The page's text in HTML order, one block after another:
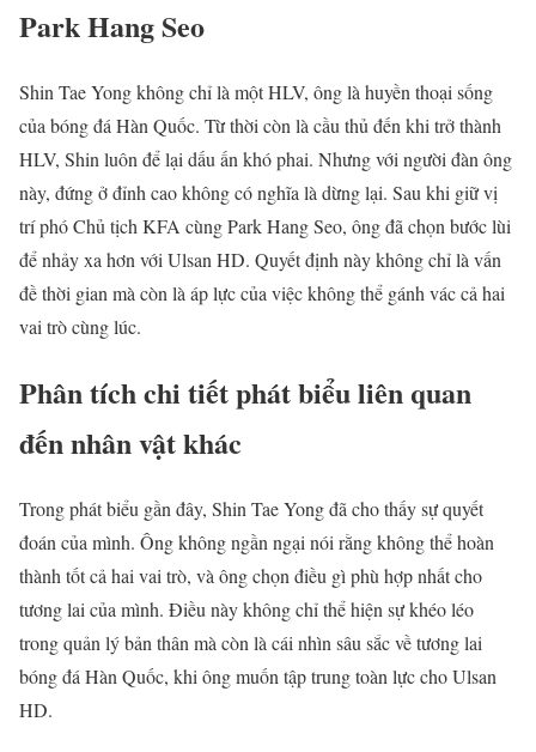
Park Hang Seo
Shin Tae Yong không chỉ là một HLV, ông là huyền thoại sống
của bóng đá Hàn Quốc. Từ thời còn là cầu thủ đến khi trở thành
HLV, Shin luôn để lại dấu ấn khó phai. Nhưng với người đàn ông
này, đứng ở đỉnh cao không có nghĩa là dừng lại. Sau khi giữ vị
trí phó Chủ tịch KFA cùng Park Hang Seo, ông đã chọn bước lùi
để nhảy xa hơn với Ulsan HD. Quyết định này không chỉ là vấn
đề thời gian mà còn là áp lực của việc không thể gánh vác cả hai
vai trò cùng lúc.
Phân tích chi tiết phát biểu liên quan
đến nhân vật khác
Trong phát biểu gần đây, Shin Tae Yong đã cho thấy sự quyết
đoán của mình. Ông không ngần ngại nói rằng không thể hoàn
thành tốt cả hai vai trò, và ông chọn điều gì phù hợp nhất cho
tương lai của mình. Điều này không chỉ thể hiện sự khéo léo
trong quản lý bản thân mà còn là cái nhìn sâu sắc về tương lai
bóng đá Hàn Quốc, khi ông muốn tập trung toàn lực cho Ulsan
HD.